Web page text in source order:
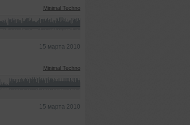
Minimal Techno
15 марта 2010
Minimal Techno
15 марта 2010